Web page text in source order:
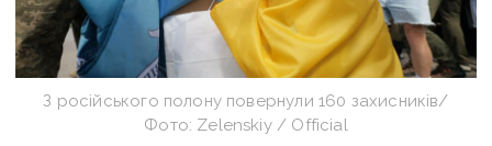
З російського полону повернули 160 захисників/
Фото: Zelenskiy / Official